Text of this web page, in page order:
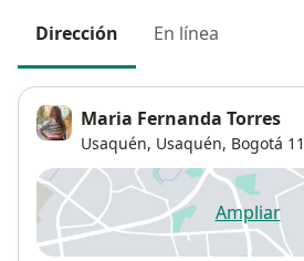
Dirección En línea
Maria Fernanda Torres
Usaquén, Usaquén, Bogotá
Ampliar
se